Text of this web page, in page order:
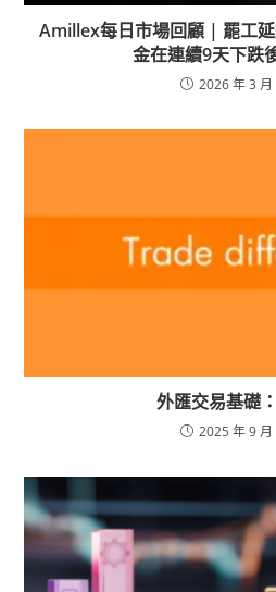
Amillex每日市場回顧 | 罷工
金在連續9天下跌
2026 年 3 月
外匯交易基礎
2025 年 9 月